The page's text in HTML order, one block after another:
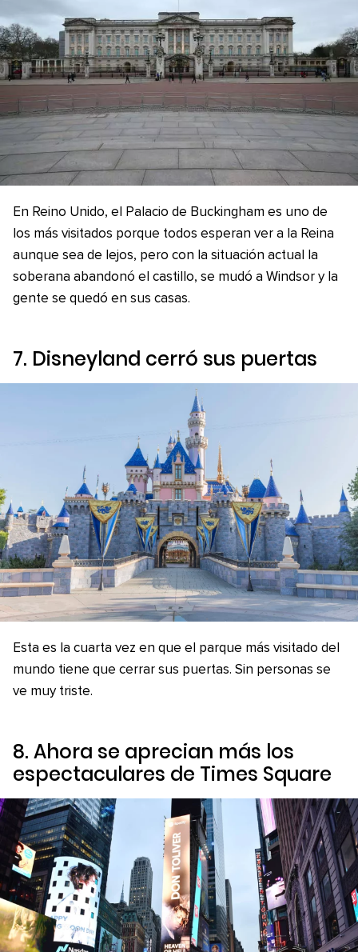
En Reino Unido, el Palacio de Buckingham es uno de
los más visitados porque todos esperan ver a la Reina
aunque sea de lejos, pero con la situación actual la
soberana abandonó el castillo, se mudó a Windsor y la
gente se quedó en sus casas.
7. Disneyland cerró sus puertas
Esta es la cuarta vez en que el parque más visitado del
mundo tiene que cerrar sus puertas. Sin personas se
ve muy triste.
8. Ahora se aprecian más los
espectaculares de Times Square